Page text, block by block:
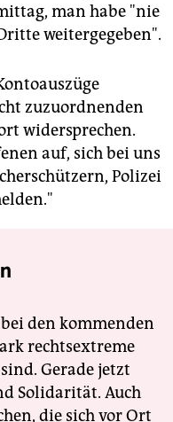
man habe "nie
weitergegeben".
zuzuordnenden
widersprechen.
auf, sich bei uns
Polizei
den kommenden
rechtsextreme
Gerade jetzt
Solidarität. Auch
die sich vor Ort